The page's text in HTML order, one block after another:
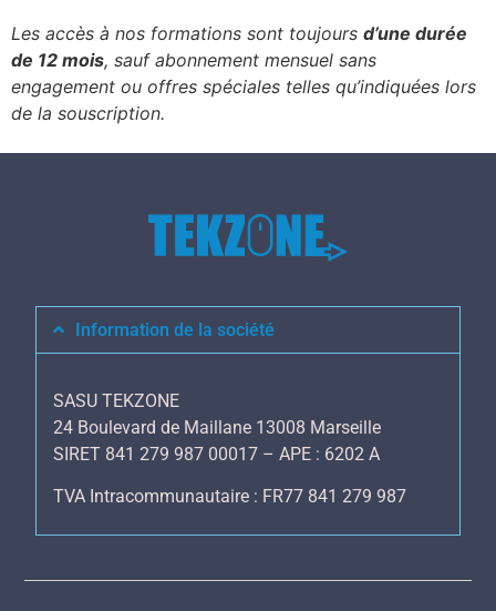
Les accès à nos formations sont toujours d’une durée
de 12 mois, sauf abonnement mensuel sans
engagement ou offres spéciales telles qu’indiquées lors
de la souscription.
Information de la société
SASU TEKZONE
24 Boulevard de Maillane 13008 Marseille
SIRET 841 279 987 00017 – APE : 6202 A
TVA Intracommunautaire : FR77 841 279 987